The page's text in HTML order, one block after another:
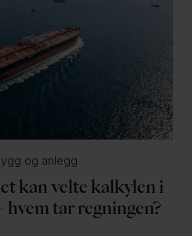
og anlegg
kan velte kalkylen i
hvem tar regningen?